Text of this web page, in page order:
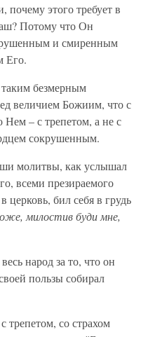
этого требует в
Потому что Он
и смиренным
Его.
безмерным
величием Божиим, что с
– с трепетом, а не с
сокрушенным.
молитвы, как услышал
всеми презираемого
церковь, бил себя в грудь
милостив буди мне,
народ за то, что он
пользы собирал
трепетом, со страхом